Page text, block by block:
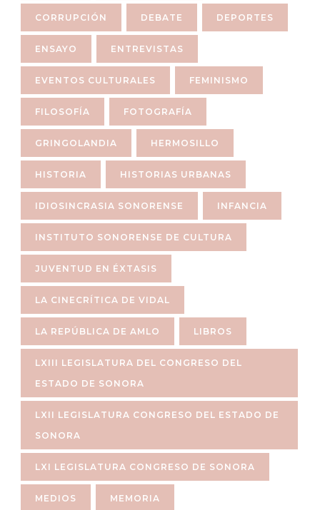
CORRUPCIÓN DEBATE DEPORTES
ENSAYO ENTREVISTAS
EVENTOS CULTURALES FEMINISMO
FILOSOFÍA FOTOGRAFÍA
GRINGOLANDIA HERMOSILLO
HISTORIA HISTORIAS URBANAS
IDIOSINCRASIA SONORENSE INFANCIA
INSTITUTO SONORENSE DE CULTURA
JUVENTUD EN ÉXTASIS
LA CINECRÍTICA DE VIDAL
LA REPÚBLICA DE AMLO LIBROS
LXIII LEGISLATURA DEL CONGRESO DEL
ESTADO DE SONORA
LXII LEGISLATURA CONGRESO DEL ESTADO DE
SONORA
LXI LEGISLATURA CONGRESO DE SONORA
MEDIOS MEMORIA